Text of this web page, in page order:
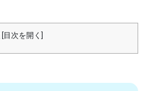
目次を開く